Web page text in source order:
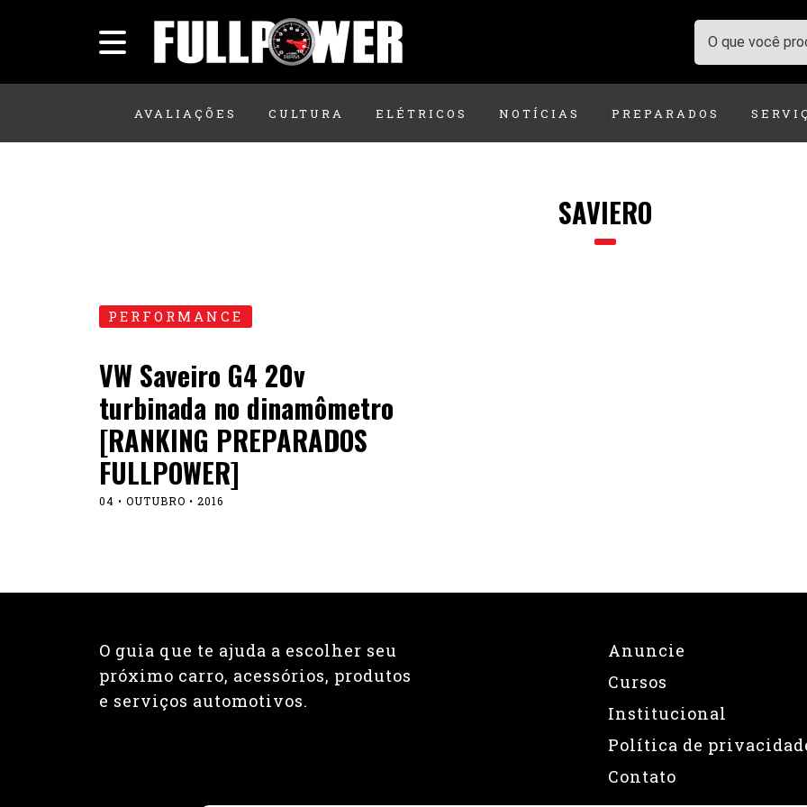
AVALIAÇÕES CULTURA ELÉTRICOS NOTÍCIAS PREPARADOS
SAVIERO
PERFORMANCE
VW Saveiro G4 20v
turbinada no dinamômetro
[RANKING PREPARADOS
FULLPOWER]
04 • OUTUBRO • 2016
O guia que te ajuda a escolher seu
próximo carro, acessórios, produtos
e serviços automotivos.
Anuncie
Cursos
Institucional
Política de
Contato